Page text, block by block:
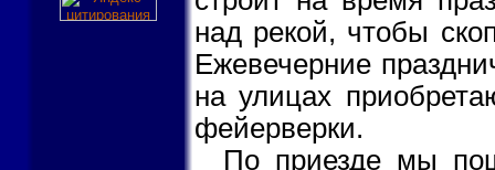
над рекой, чтобы
Ежевечерние
на улицах
фейерверки.
По приезде мы